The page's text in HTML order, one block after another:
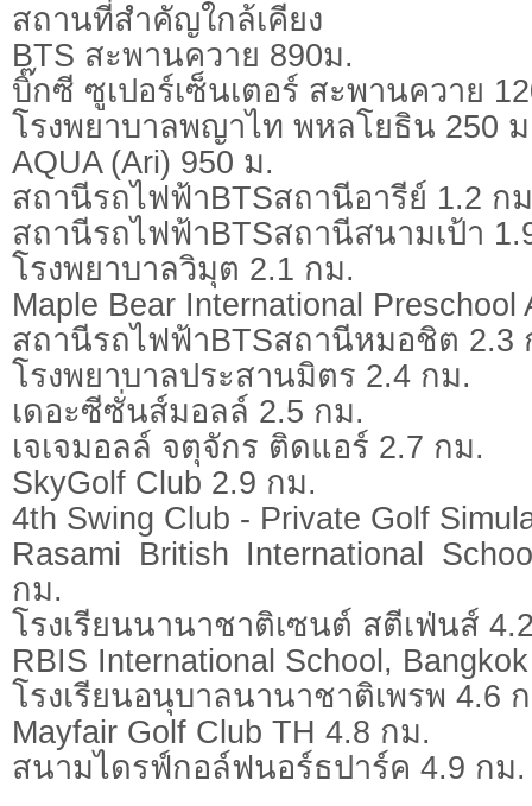
สถานที่สำคัญใกล้เคียง
BTS สะพานควาย 890ม.
บิ๊กซี ซูเปอร์เซ็นเตอร์ สะพานควาย
โรงพยาบาลพญาไท พหลโยธิน 250
AQUA (Ari) 950 ม.
สถานีรถไฟฟ้าBTSสถานีอารีย์ 1.2 ก
สถานีรถไฟฟ้าBTSสถานีสนามเป้า
โรงพยาบาลวิมุต 2.1 กม.
Maple Bear International Preschool
สถานีรถไฟฟ้าBTSสถานีหมอชิต 2.3
โรงพยาบาลประสานมิตร 2.4 กม.
เดอะซีซั่นส์มอลล์ 2.5 กม.
เจเจมอลล์ จตุจักร ติดแอร์ 2.7 กม.
SkyGolf Club 2.9 กม.
4th Swing Club - Private Golf
Rasami British International
กม.
โรงเรียนนานาชาติเซนต์ สตีเฟ่นส์
RBIS International School,
โรงเรียนอนุบาลนานาชาติเพรพ 4.6
Mayfair Golf Club TH 4.8 กม.
สนามไดรฟ์กอล์ฟนอร์ธปาร์ค 4.9 กม.